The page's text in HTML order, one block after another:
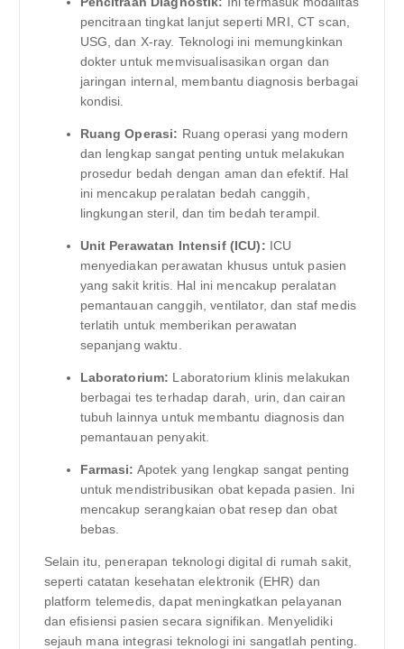
pencitraan tingkat lanjut seperti MRI, CT scan,
USG, dan X-ray. Teknologi ini memungkinkan
dokter untuk memvisualisasikan organ dan
jaringan internal, membantu diagnosis berbagai
kondisi.
Ruang Operasi: Ruang operasi yang modern
dan lengkap sangat penting untuk melakukan
prosedur bedah dengan aman dan efektif. Hal
ini mencakup peralatan bedah canggih,
lingkungan steril, dan tim bedah terampil.
Unit Perawatan Intensif (ICU): ICU
menyediakan perawatan khusus untuk pasien
yang sakit kritis. Hal ini mencakup peralatan
pemantauan canggih, ventilator, dan staf medis
terlatih untuk memberikan perawatan
sepanjang waktu.
Laboratorium: Laboratorium klinis melakukan
berbagai tes terhadap darah, urin, dan cairan
tubuh lainnya untuk membantu diagnosis dan
pemantauan penyakit.
Farmasi: Apotek yang lengkap sangat penting
untuk mendistribusikan obat kepada pasien. Ini
mencakup serangkaian obat resep dan obat
bebas.
Selain itu, penerapan teknologi digital di rumah sakit,
seperti catatan kesehatan elektronik (EHR) dan
platform telemedis, dapat meningkatkan pelayanan
dan efisiensi pasien secara signifikan. Menyelidiki
sejauh mana integrasi teknologi ini sangatlah penting.